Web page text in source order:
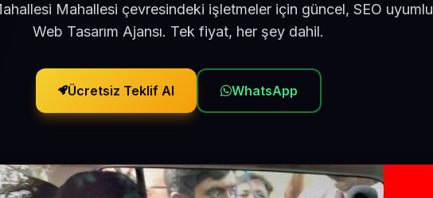
Mahallesi çevresindeki işletmeler için güncel, SEO uyumlu
Web Tasarım Ajansı. Tek fiyat, her şey dahil.
Ücretsiz Teklif Al WhatsApp